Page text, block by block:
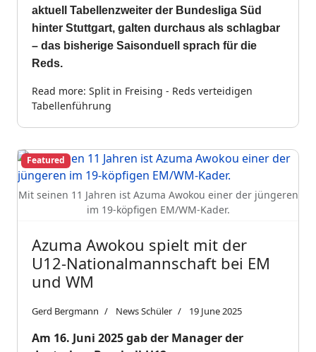
aktuell Tabellenzweiter der Bundesliga Süd
hinter Stuttgart, galten durchaus als schlagbar
– das bisherige Saisonduell sprach für die
Reds.
Read more: Split in Freising - Reds verteidigen
Tabellenführung
Mit seinen 11 Jahren ist Azuma Awokou einer der jüngeren
im 19-köpfigen EM/WM-Kader.
Featured
Azuma Awokou spielt mit der
U12-Nationalmannschaft bei EM
und WM
Gerd Bergmann News Schüler 19 June 2025
Am 16. Juni 2025 gab der Manager der